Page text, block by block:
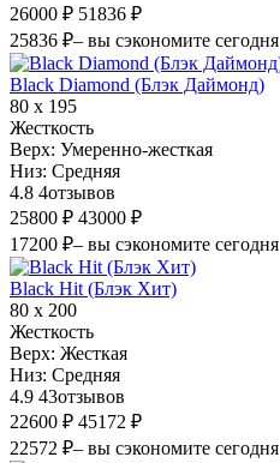
26000 ₽ 51836 ₽
25836 ₽– вы сэкономите сегодня
Black Diamond (Блэк Даймонд)
80 х 195
Жесткость
Верх: Умеренно-жесткая
Низ: Средняя
4.8 4отзывов
25800 ₽ 43000 ₽
17200 ₽– вы сэкономите сегодня
Black Hit (Блэк Хит)
80 х 200
Жесткость
Верх: Жесткая
Низ: Средняя
4.9 43отзывов
22600 ₽ 45172 ₽
22572 ₽– вы сэкономите сегодня